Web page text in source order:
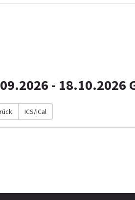
- 18.10.2026
ICS/iCal